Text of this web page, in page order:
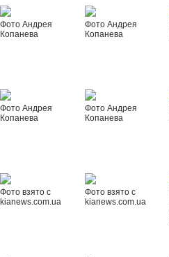
Фото Андрея
Копанева
Фото Андрея
Копанева
Фото Андрея
Копанева
Фото Андрея
Копанева
Фото взято с
kianews.com.ua
Фото взято с
kianews.com.ua